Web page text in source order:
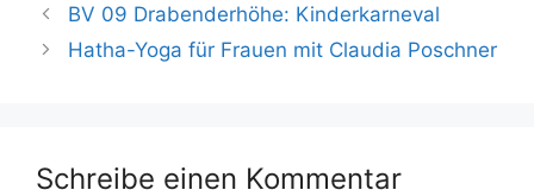
BV 09 Drabenderhöhe: Kinderkarneval
Hatha-Yoga für Frauen mit Claudia Poschner
Schreibe einen Kommentar